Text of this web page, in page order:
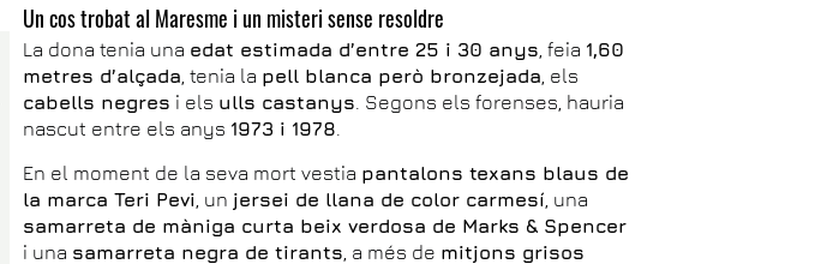
Un cos trobat al Maresme i un misteri sense resoldre
La dona tenia una edat estimada d’entre 25 i 30 anys , feia 1,60
metres d’alçada , tenia la pell blanca però bronzejada , els
cabells negres i els ulls castanys . Segons els forenses, hauria
nascut entre els anys 1973 i 1978
En el moment de la seva mort vestia pantalons texans blaus de
la marca Teri Pevi , un jersei de llana de color carmesí , una
samarreta de màniga curta beix verdosa de Marks & Spencer
i una samarreta negra de tirants , a més de mitjons grisos